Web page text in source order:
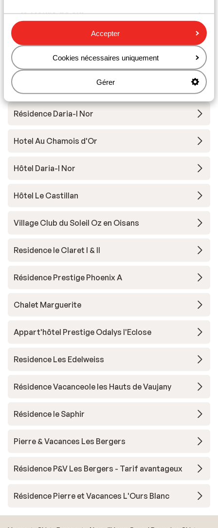
Accepter
Cookies nécessaires uniquement
Gérer
Cours de ski
Matériel de ski
Autres hébergements - Alpe d'Huez
Grand Domaine Ski
Résidence Daria-I Nor
Hotel Au Chamois d'Or
Hôtel Daria-I Nor
Hôtel Le Castillan
Village Club du Soleil Oz en Oisans
Residence le Claret I & II
Résidence Prestige Phoenix A
Chalet Marguerite
Appart'hôtel Prestige Odalys l'Eclose
Residence Les Edelweiss
Résidence Vacanceole les Hauts de Vaujany
Résidence le Saphir
Pierre & Vacances Les Bergers
Résidence P&V Les Bergers - Tarif avantageux
Résidence Pierre et Vacances L'Ours Blanc